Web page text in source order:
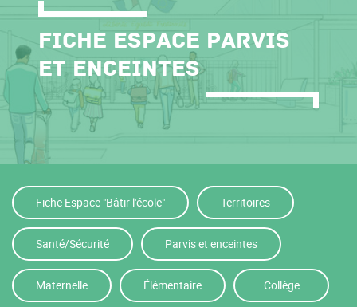
Fiche Espace parvis
et enceintes
Fiche Espace "Bâtir l'école" Territoires
Santé/Sécurité Parvis et enceintes
Maternelle Élémentaire Collège